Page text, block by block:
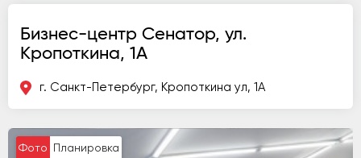
Бизнес-центр Сенатор, ул.
Кропоткина, 1А
г. Санкт-Петербург, Кропоткина ул, 1А
Фото Планировка